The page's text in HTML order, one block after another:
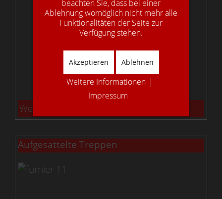
Weiterlesen …
Aufgesattelte Treppen
beachten Sie, dass bei einer
Ablehnung womöglich nicht mehr alle
Funktionalitäten der Seite zur
Verfügung stehen.
Akzeptieren Ablehnen
Weitere Informationen |
Impressum